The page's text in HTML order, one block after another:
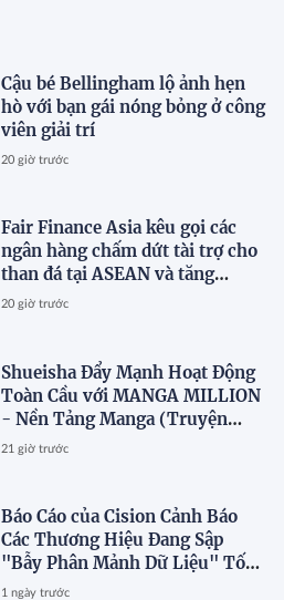
Cậu bé Bellingham lộ ảnh hẹn
hò với bạn gái nóng bỏng ở công
viên giải trí
20 giờ trước
Fair Finance Asia kêu gọi các
ngân hàng chấm dứt tài trợ cho
than đá tại ASEAN và tăng
cường các biện pháp bảo vệ xã
20 giờ trước
Shueisha Đẩy Mạnh Hoạt Động
Toàn Cầu với MANGA MILLION
- Nền Tảng Manga (Truyện
Tranh Nhật Bản) Hỗ Trợ 100
21 giờ trước
Báo Cáo của Cision Cảnh Báo
Các Thương Hiệu Đang Sập
"Bẫy Phân Mảnh Dữ Liệu" Tốn
Kém
1 ngày trước